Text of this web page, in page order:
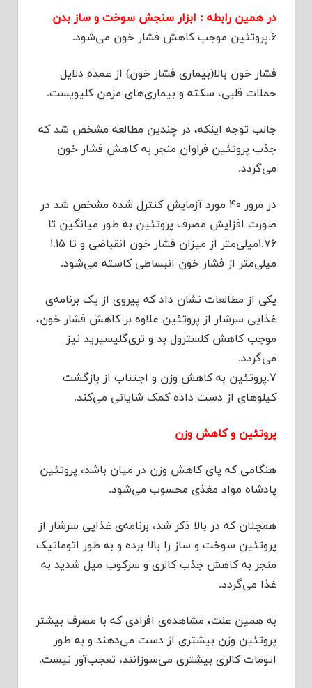
در همین رابطه : ابزار سنجش سوخت و ساز بدن
۶.پروتئین موجب کاهش فشار خون می‌شود.
فشار خون بالا(بیماری فشار خون) از عمده دلایل
حملات قلبی، سکته و بیماری‌های مزمن کلیویست.
جالب توجه اینکه، در چندین مطالعه‌ مشخص شد که
جذب پروتئین فراوان منجر به کاهش فشار خون
می‌گردد.
در مرور ۴۰ مورد آزمایش کنترل شده مشخص شد در
صورت افزایش مصرف پروتئین به طور میانگین تا
۱.۷۶میلی‌متر از میزان فشار خون انقباضی و تا ۱.۱۵
میلی‌متر از فشار خون انبساطی کاسته می‌شود.
یکی از مطالعات نشان داد که پیروی از یک برنامه‌ی
غذایی سرشار از پروتئین علاوه بر کاهش فشار خون،
موجب کاهش کلسترول بد و تری‌گلیسیرید نیز
می‌گردد.
۷.پروتئین به کاهش وزن و اجتناب از بازگشت
کیلوهای از دست داده کمک شایانی می‌کند.
پروتئین و کاهش وزن
هنگامی که پای کاهش وزن در میان باشد، پروتئین
پادشاه مواد مغذی محسوب می‌شود.
همچنان که در بالا ذکر شد، برنامه‌ی غذایی سرشار از
پروتئین سوخت و ساز را بالا برده و به طور اتوماتیک
منجر به کاهش جذب کالری و سرکوب میل شدید به
غذا می‌گردد.
به همین علت، مشاهده‌ی افرادی که با مصرف بیشتر
پروتئین وزن بیشتری از دست می‌دهند و به طور
اتومات کالری بیشتری می‌سوزانند، تعجب‌آور نیست.